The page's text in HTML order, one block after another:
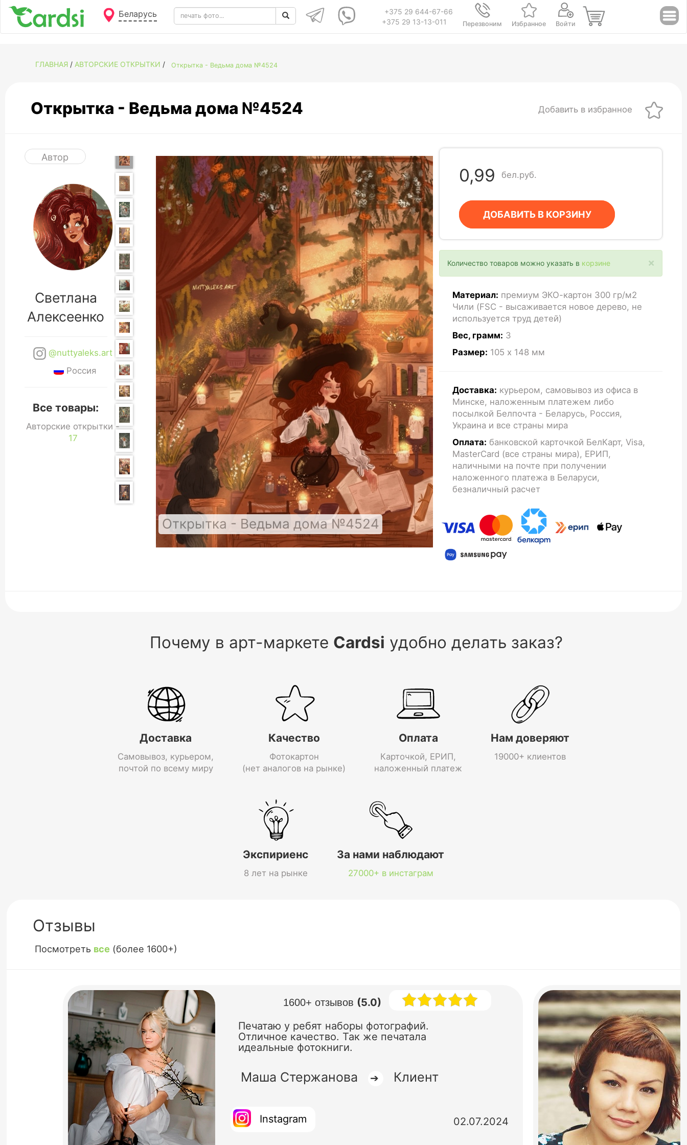
Беларусь
+375 29 644-67-66
+375 29 13-13-011
Перезвоним Избранное Войти
ГЛАВНАЯ / АВТОРСКИЕ ОТКРЫТКИ / Открытка - Ведьма дома №4524
Открытка - Ведьма дома №4524 Добавить в избранное
Автор
Светлана
Алексеенко
@nuttyaleks.art
Россия
Все товары:
Авторские открытки -
17
Открытка - Ведьма дома №4524
0,99 бел.руб.
ДОБАВИТЬ В КОРЗИНУ
×
Количество товаров можно указать в корзине
Материал: премиум ЭКО-картон 300 гр/м2
Чили (FSC - высаживается новое дерево, не
используется труд детей)
Вес, грамм: 3
Размер: 105 x 148 мм
Доставка: курьером, самовывоз из офиса в
Минске, наложенным платежем либо
посылкой Белпочта - Беларусь, Россия,
Украина и все страны мира
Оплата: банковской карточкой БелКарт, Visa,
MasterCard (все страны мира), ЕРИП,
наличными на почте при получении
наложенного платежа в Беларуси,
безналичный расчет
Почему в арт-маркете Cardsi удобно делать заказ?
Доставка
Самовывоз, курьером,
почтой по всему миру
Качество
Фотокартон
(нет аналогов на рынке)
Оплата
Карточкой, ЕРИП,
наложенный платеж
Нам доверяют
19000+ клиентов
Экспириенс
8 лет на рынке
За нами наблюдают
27000+ в инстаграм
Отзывы
Посмотреть все (более 1600+)
1600+ отзывов (5.0)
Печатаю у ребят наборы фотографий.
Отличное качество. Так же печатала
идеальные фотокниги.
Маша Стержанова ➔ Клиент
Instagram 02.07.2024